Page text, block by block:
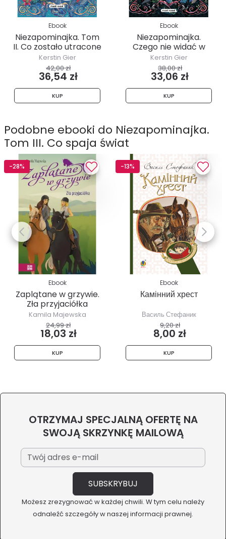
Ebook
Niezapominajka. Tom
II. Co zostało utracone
Kerstin Gier
42,00 zł
36,54 zł
KUP
Ebook
Niezapominajka.
Czego nie widać w
świetle
Kerstin Gier
38,00 zł
33,06 zł
KUP
Podobne ebooki do Niezapominajka.
Tom III. Co spaja świat
-28%
Ebook
Zaplątane w grzywie.
Zła przyjaciółka
Kamila Majewska
24,99 zł
18,03 zł
KUP
-13%
Ebook
Камінний хрест
Василь Стефаник
9,20 zł
8,00 zł
KUP
OTRZYMAJ SPECJALNĄ OFERTĘ NA
SWOJĄ SKRZYNKĘ MAILOWĄ
Możesz zrezygnować w każdej chwili. W tym celu należy
odnaleźć szczegóły w naszej informacji prawnej.